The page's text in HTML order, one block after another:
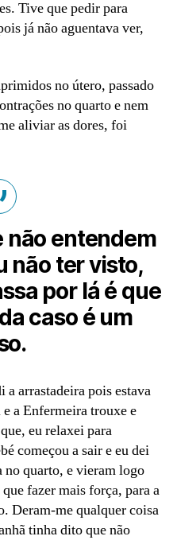
Tive que pedir para
já não aguentava ver,
no útero, passado
no quarto e nem
aliviar as dores, foi
não entendem
não ter visto,
por lá é que
caso é um
arrastadeira pois estava
a Enfermeira trouxe e
eu relaxei para
começou a sair e eu dei
no quarto, e vieram logo
fazer mais força, para a
Deram-me qualquer coisa
tinha dito que não